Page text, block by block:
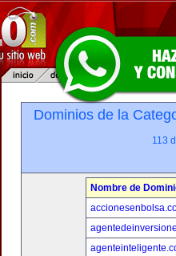
Dominios de la
113
Nombre de